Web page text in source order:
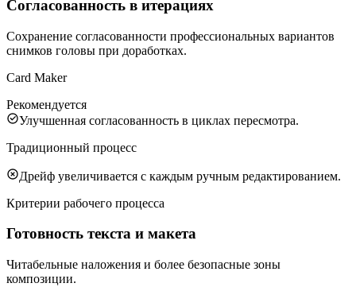
Согласованность в итерациях
Сохранение согласованности профессиональных вариантов
снимков головы при доработках.
Card Maker
Рекомендуется
Улучшенная согласованность в циклах пересмотра.
Традиционный процесс
Дрейф увеличивается с каждым ручным редактированием.
Критерии рабочего процесса
Готовность текста и макета
Читабельные наложения и более безопасные зоны
композиции.